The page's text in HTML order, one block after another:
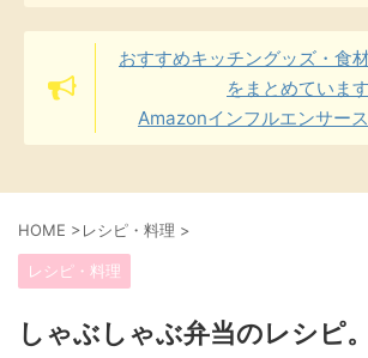
おすすめキッチングッズ・食
をまとめています
Amazonインフルエンサー
HOME >レシピ・料理 >
レシピ・料理
しゃぶしゃぶ弁当のレシピ